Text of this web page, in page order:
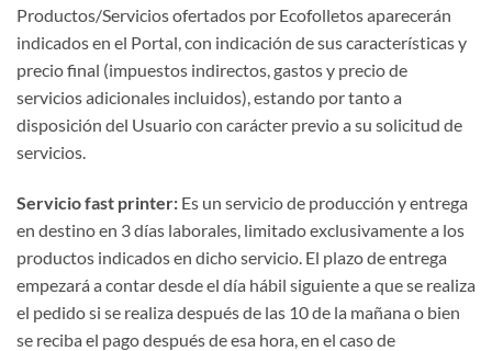
Productos/Servicios ofertados por Ecofolletos aparecerán
indicados en el Portal, con indicación de sus características y
precio final (impuestos indirectos, gastos y precio de
servicios adicionales incluidos), estando por tanto a
disposición del Usuario con carácter previo a su solicitud de
servicios.
Servicio fast printer: Es un servicio de producción y entrega
en destino en 3 días laborales, limitado exclusivamente a los
productos indicados en dicho servicio. El plazo de entrega
empezará a contar desde el día hábil siguiente a que se realiza
el pedido si se realiza después de las 10 de la mañana o bien
se reciba el pago después de esa hora, en el caso de